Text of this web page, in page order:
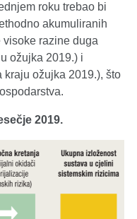
roku trebao bi
akumuliranih
razine duga
ožujka 2019.) i
kraju ožujka 2019.), što
2019.